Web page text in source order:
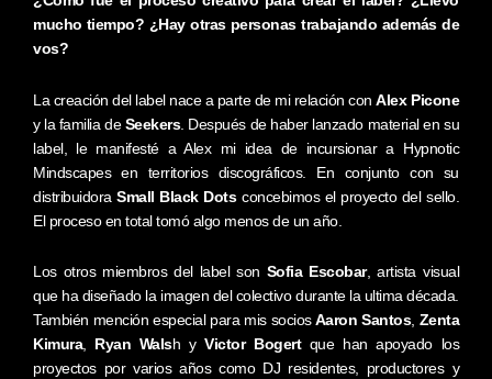
mucho tiempo? ¿Hay otras personas trabajando además de
vos?
La creación del label nace a parte de mi relación conAlex Picone
y la familia deSeekers. Después de haber lanzado material en su
label, le manifesté a Alex mi idea de incursionar a Hypnotic
Mindscapes en territorios discográficos. En conjunto con su
distribuidoraSmall Black Dotsconcebimos el proyecto del sello.
El proceso en total tomó algo menos de un año.
Los otros miembros del label son Sofia Escobar, artista visual
que ha diseñado la imagen del colectivo durante la ultima década.
También mención especial para mis sociosAaron Santos, Zenta
Kimura, Ryan Walsh yVictor Bogertque han apoyado los
proyectos por varios años como DJ residentes, productores y